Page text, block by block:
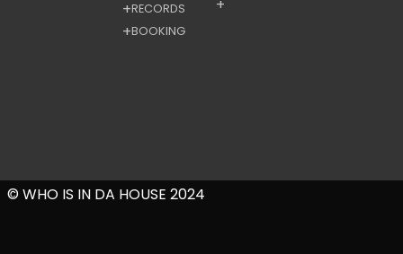
RECORDS
BOOKING
© WHO IS IN DA HOUSE 2024